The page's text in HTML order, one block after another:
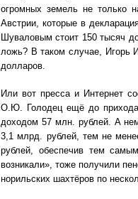
огромных земель не только
Австрии, которые в
Шуваловым стоит 150 тысяч
ложь? В таком случае, Игорь
долларов.
Или вот пресса и Интернет
О.Ю. Голодец ещё до прихода
доходом 57 млн. рублей. А
3,1 млрд. рублей, тем не
рублей, обеспечив тем
возникали», тоже получили
норильских шахтёров по